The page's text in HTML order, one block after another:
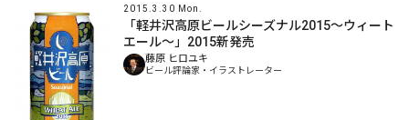
2015.3.30 Mon.
「軽井沢高原ビールシーズナル2015～ウィート
エール～」2015新発売
藤原 ヒロユキ
ビール評論家・イラストレーター